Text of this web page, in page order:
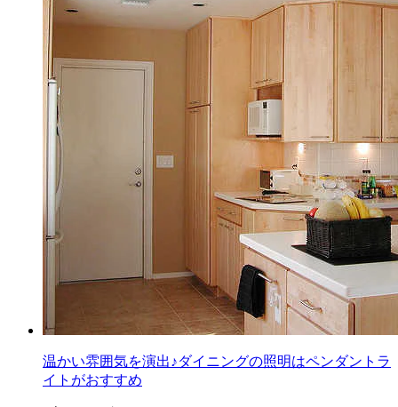
温かい雰囲気を演出♪ダイニングの照明はペンダントラ
イトがおすすめ